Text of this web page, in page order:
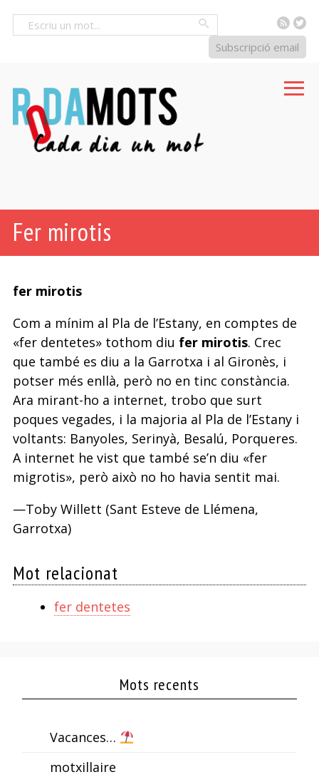
RSS
Subscripció email
Fer mirotis
fer mirotis
Com a mínim al Pla de l’Estany, en comptes de
«fer dentetes» tothom diu fer mirotis. Crec
que també es diu a la Garrotxa i al Gironès, i
potser més enllà, però no en tinc constància.
Ara mirant-ho a internet, trobo que surt
poques vegades, i la majoria al Pla de l’Estany i
voltants: Banyoles, Serinyà, Besalú, Porqueres.
A internet he vist que també se’n diu «fer
migrotis», però això no ho havia sentit mai.
—Toby Willett (Sant Esteve de Llémena,
Garrotxa)
Mot relacionat
fer dentetes
Mots recents
Vacances…
motxillaire